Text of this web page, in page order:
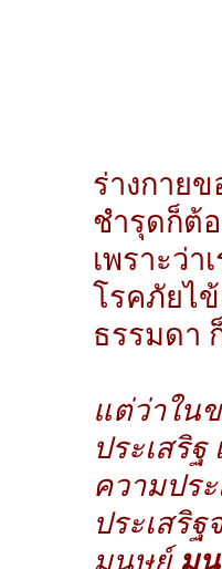
ร่างกาย
ชำรุดก็ต้
เพราะว่
โรคภัยไ
ธรรมดา
แต่ว่าใน
ประเสริ
ความปร
ประเสริ
มนุษย์ ม